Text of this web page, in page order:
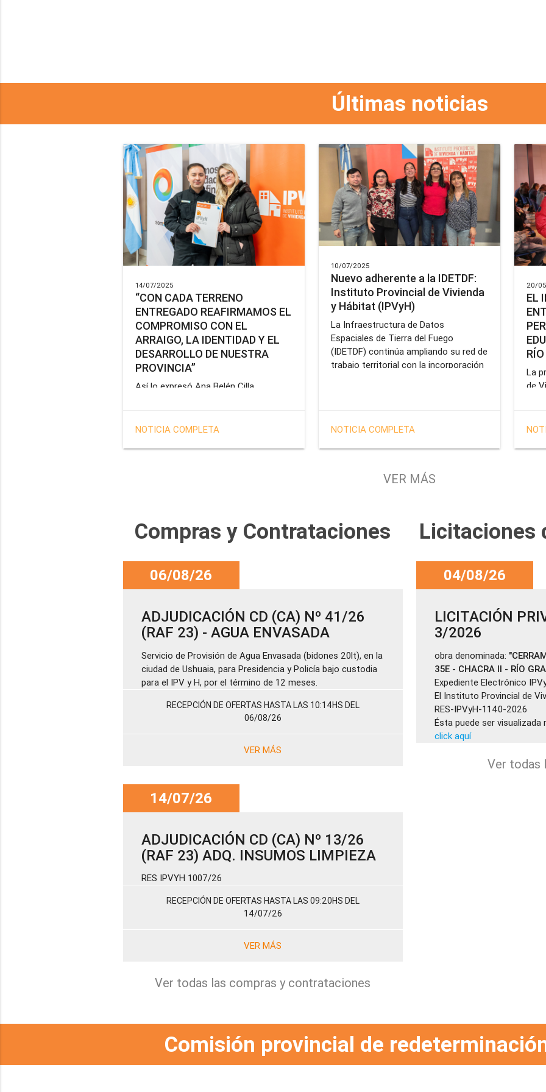
Últimas noticias
14/07/2025
“CON CADA TERRENO
ENTREGADO REAFIRMAMOS EL
COMPROMISO CON EL
ARRAIGO, LA IDENTIDAD Y EL
DESARROLLO DE NUESTRA
PROVINCIA”
Así lo expresó Ana Belén Cilla,
balance del trabajo del organismo en el
adjudicación de lotes a personal
NOTICIA COMPLETA
10/07/2025
Nuevo adherente a la IDETDF:
Instituto Provincial de Vivienda
y Hábitat (IPVyH)
La Infraestructura de Datos
Espaciales de Tierra del Fuego
(IDETDF) continúa ampliando su red de
trabajo territorial con la incorporación
NOTICIA COMPLETA
20/
EL
La
de
VER MÁS
Compras y Contrataciones
06/08/26
ADJUDICACIÓN CD (CA) Nº 41/26
(RAF 23) - AGUA ENVASADA
Servicio de Provisión de Agua Envasada (bidones 20lt), en la
ciudad de Ushuaia, para Presidencia y Policía bajo custodia
para el IPV y H, por el término de 12 meses.
RECEPCIÓN DE OFERTAS HASTA LAS 10:14HS DEL
06/08/26
VER MÁS
14/07/26
ADJUDICACIÓN CD (CA) Nº 13/26
(RAF 23) ADQ. INSUMOS LIMPIEZA
RES IPVYH 1007/26
RECEPCIÓN DE OFERTAS HASTA LAS 09:20HS DEL
14/07/26
VER MÁS
Ver todas las compras y contrataciones
Licitaciones
04/08/26
LICITACIÓN
3/2026
obra denominada:
35E - CHACRA II - RÍO
Expediente Electrónico
El Instituto Provincial de
RES-IPVyH-1140-2026
Ésta puede ser visualizada
click aquí
Ver todas
Comisión provincial de